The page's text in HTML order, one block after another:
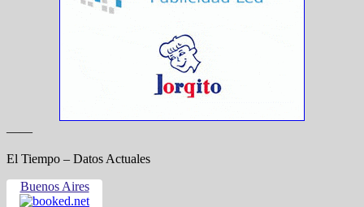
——
El Tiempo – Datos Actuales
Buenos Aires